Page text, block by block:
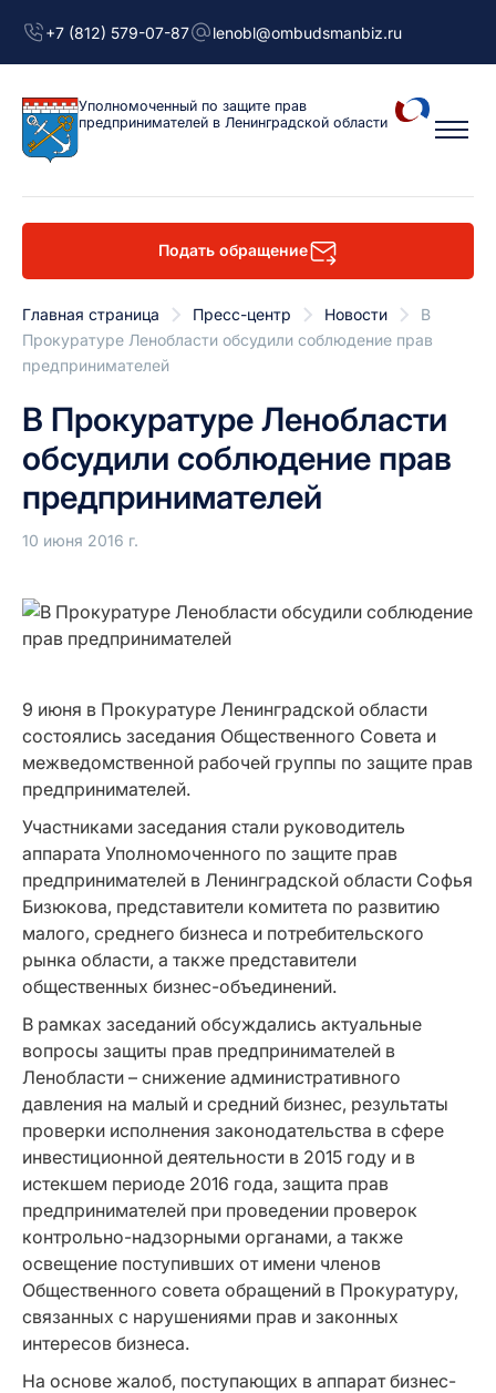
+7 (812) 579-07-87 lenobl@ombudsmanbiz.ru
Уполномоченный по защите прав
предпринимателей в Ленинградской области
Подать обращение
Главная страница Пресс-центр Новости
В
Прокуратуре Ленобласти обсудили соблюдение прав
предпринимателей
В Прокуратуре Ленобласти
обсудили соблюдение прав
предпринимателей
10 июня 2016 г.
9 июня в Прокуратуре Ленинградской области
состоялись заседания Общественного Совета и
межведомственной рабочей группы по защите прав
предпринимателей.
Участниками заседания стали руководитель
аппарата Уполномоченного по защите прав
предпринимателей в Ленинградской области Софья
Бизюкова, представители комитета по развитию
малого, среднего бизнеса и потребительского
рынка области, а также представители
общественных бизнес-объединений.
В рамках заседаний обсуждались актуальные
вопросы защиты прав предпринимателей в
Ленобласти – снижение административного
давления на малый и средний бизнес, результаты
проверки исполнения законодательства в сфере
инвестиционной деятельности в 2015 году и в
истекшем периоде 2016 года, защита прав
предпринимателей при проведении проверок
контрольно-надзорными органами, а также
освещение поступивших от имени членов
Общественного совета обращений в Прокуратуру,
связанных с нарушениями прав и законных
интересов бизнеса.
На основе жалоб, поступающих в аппарат бизнес-